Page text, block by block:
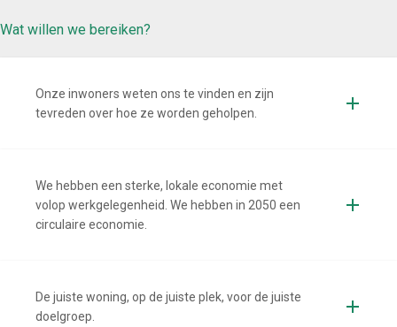
Wat willen we bereiken?
Onze inwoners weten ons te vinden en zijn
tevreden over hoe ze worden geholpen.
We hebben een sterke, lokale economie met
volop werkgelegenheid. We hebben in 2050 een
circulaire economie.
De juiste woning, op de juiste plek, voor de juiste
doelgroep.